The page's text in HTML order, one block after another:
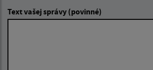
Text vašej správy (povinné)